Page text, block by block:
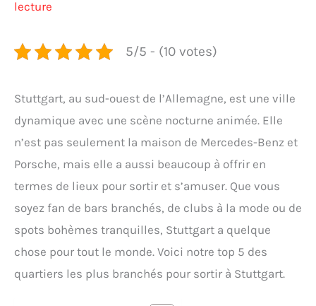
lecture
5/5 - (10 votes)
Stuttgart, au sud-ouest de l’Allemagne, est une ville
dynamique avec une scène nocturne animée. Elle
n’est pas seulement la maison de Mercedes-Benz et
Porsche, mais elle a aussi beaucoup à offrir en
termes de lieux pour sortir et s’amuser. Que vous
soyez fan de bars branchés, de clubs à la mode ou de
spots bohèmes tranquilles, Stuttgart a quelque
chose pour tout le monde. Voici notre top 5 des
quartiers les plus branchés pour sortir à Stuttgart.